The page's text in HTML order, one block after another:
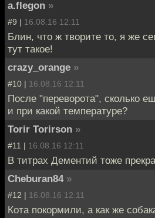
a.flegon »
#9 | 16.08.16 12:11
Блин, что ж творите то, я же
тут такое!
crazy_orange »
#10 | 16.08.16 12:11
После "переворота", сколько
и при какой температуре?
Torir Torirson »
#11 | 16.08.16 12:11
В титрах Дементий тоже
Cheburan84 »
#12 | 16.08.16 12:11
Кота покормили, а как же